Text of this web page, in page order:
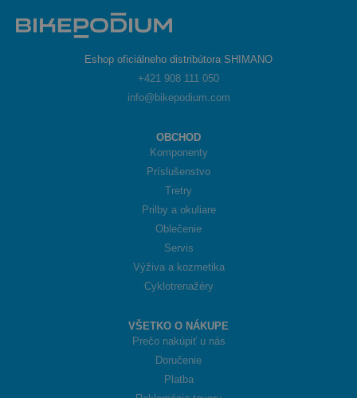
Eshop oficiálneho distribútora SHIMANO
+421 908 111 050
info@bikepodium.com
OBCHOD
Komponenty
Príslušenstvo
Tretry
Prilby a okuliare
Oblečenie
Servis
Výživa a kozmetika
Cyklotrenažéry
VŠETKO O NÁKUPE
Prečo nakúpiť u nás
Doručenie
Platba